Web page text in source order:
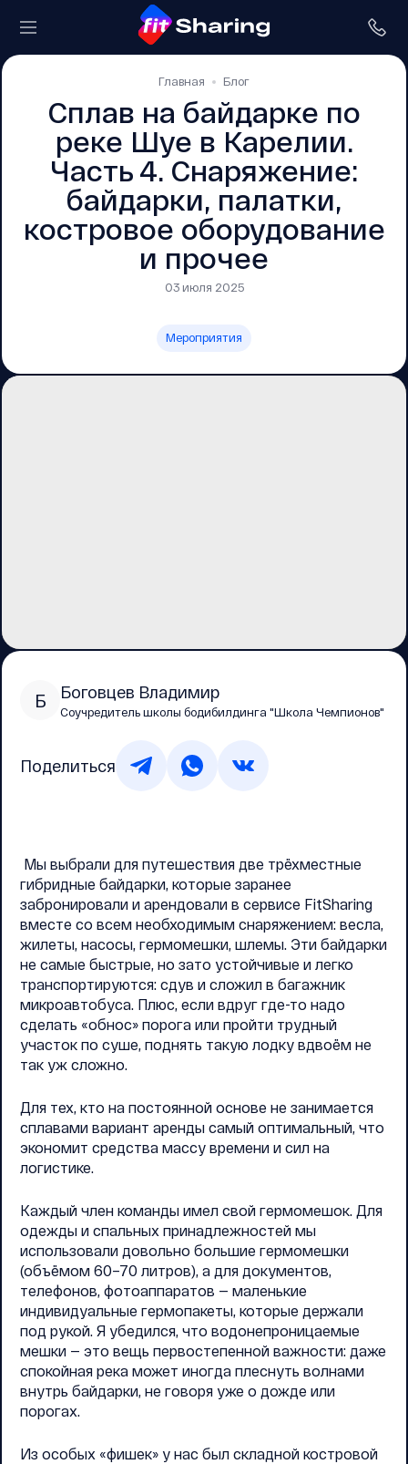
Главная Блог
Сплав на байдарке по
реке Шуе в Карелии.
Часть 4. Снаряжение:
байдарки, палатки,
костровое оборудование
и прочее
03 июля 2025
Мероприятия
Б Боговцев Владимир
Соучредитель школы бодибилдинга "Школа Чемпионов"
Мы выбрали для путешествия две трёхместные
гибридные байдарки, которые заранее
забронировали и арендовали в сервисе FitSharing
вместе со всем необходимым снаряжением: весла,
жилеты, насосы, гермомешки, шлемы. Эти байдарки
не самые быстрые, но зато устойчивые и легко
транспортируются: сдув и сложил в багажник
микроавтобуса. Плюс, если вдруг где-то надо
сделать «обнос» порога или пройти трудный
участок по суше, поднять такую лодку вдвоём не
так уж сложно.
Для тех, кто на постоянной основе не занимается
сплавами вариант аренды самый оптимальный, что
экономит средства массу времени и сил на
логистике.
Каждый член команды имел свой гермомешок. Для
одежды и спальных принадлежностей мы
использовали довольно большие гермомешки
(объёмом 60–70 литров), а для документов,
телефонов, фотоаппаратов — маленькие
индивидуальные гермопакеты, которые держали
под рукой. Я убедился, что водонепроницаемые
мешки — это вещь первостепенной важности: даже
спокойная река может иногда плеснуть волнами
внутрь байдарки, не говоря уже о дожде или
порогах.
Из особых «фишек» у нас был складной костровой
Поделиться